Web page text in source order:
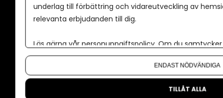
Annonspolicy
Tillgänglighet
Kontakt
Om oss
Nyhetsbrev
underlag till förbättring och vidareutveckling av
relevanta erbjudanden till dig.
Läs gärna vår personuppgiftspolicy. Om du
Om du vill ändra ditt val i efterhand hittar du den
ENDAST NÖDVÄNDIGA
TILLÅT ALLA